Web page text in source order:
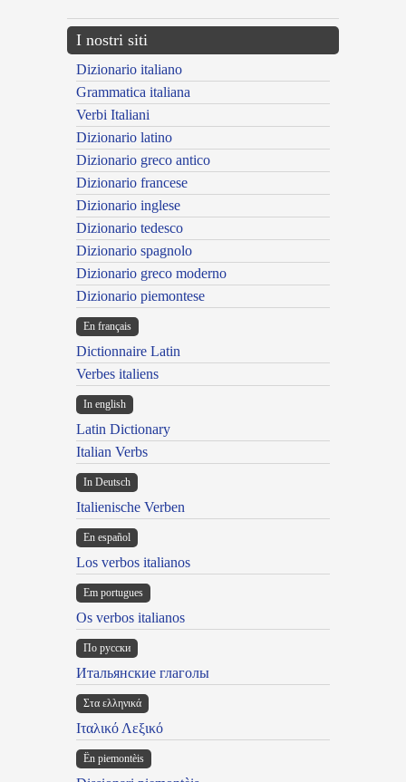
I nostri siti
Dizionario italiano
Grammatica italiana
Verbi Italiani
Dizionario latino
Dizionario greco antico
Dizionario francese
Dizionario inglese
Dizionario tedesco
Dizionario spagnolo
Dizionario greco moderno
Dizionario piemontese
En français
Dictionnaire Latin
Verbes italiens
In english
Latin Dictionary
Italian Verbs
In Deutsch
Italienische Verben
En español
Los verbos italianos
Em portugues
Os verbos italianos
По русски
Итальянские глаголы
Στα ελληνικά
Ιταλικό Λεξικό
Ën piemontèis